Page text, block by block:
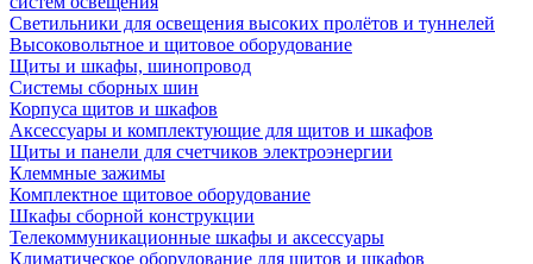
Светильники для освещения высоких пролётов и туннелей
Высоковольтное и щитовое оборудование
Щиты и шкафы, шинопровод
Системы сборных шин
Корпуса щитов и шкафов
Аксессуары и комплектующие для щитов и шкафов
Щиты и панели для счетчиков электроэнергии
Клеммные зажимы
Комплектное щитовое оборудование
Шкафы сборной конструкции
Телекоммуникационные шкафы и аксессуары
Климатическое оборудование для щитов и шкафов